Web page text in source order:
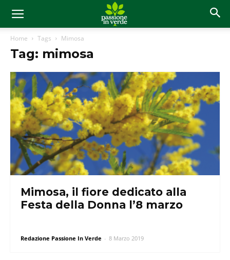
Home Tags Mimosa
Tag: mimosa
Mimosa, il fiore dedicato alla
Festa della Donna l’8 marzo
Redazione Passione In Verde - 8 Marzo 2019